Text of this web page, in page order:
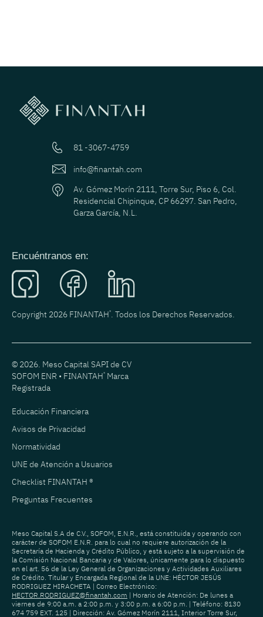
81 -3067-4759
info@finantah.com
Av. Gómez Morín 2111, Torre Sur, Piso 6, Col.
Residencial Chipinque, CP 66297. San Pedro,
Garza García, N.L.
Encuéntranos en:
Copyright 2026 FINANTAH®. Todos los Derechos Reservados.
© 2026. Meso Capital SAPI de CV
SOFOM ENR • FINANTAH® Marca
Registrada
Educación Financiera
Avisos de Privacidad
Normatividad
UNE de Atención a Usuarios
Checklist FINANTAH ®
Preguntas Frecuentes
Meso Capital S.A de C.V., SOFOM, E.N.R., está constituida y operando con
carácter de SOFOM E.N.R. para lo cual no requiere autorización de la
Secretaría de Hacienda y Crédito Público, y está sujeto a la supervisión de
la Comisión Nacional Bancaria y de Valores, únicamente para lo dispuesto
en el art. 56 de la Ley General de Organizaciones y Actividades Auxiliares
de Crédito. Titular y Encargada Regional de la UNE: HÉCTOR JESÚS
RODRIGUEZ HIRACHETA | Correo Electrónico:
HECTOR.RODRIGUEZ@finantah.com | Horario de Atención: De lunes a
viernes de 9:00 a.m. a 2:00 p.m. y 3:00 p.m. a 6:00 p.m. | Teléfono: 8130
674 759 EXT. 125 | Dirección: Av. Gómez Morín 2111, Interior Torre Sur,